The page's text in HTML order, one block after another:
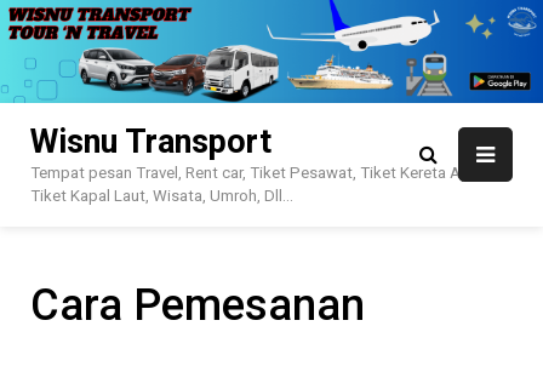
Skip
to
content
Wisnu Transport
Tempat pesan Travel, Rent car, Tiket Pesawat, Tiket Kereta Api,
Tiket Kapal Laut, Wisata, Umroh, Dll…
Cara Pemesanan